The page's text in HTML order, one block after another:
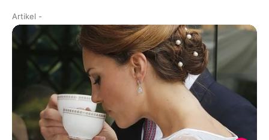
Artikel -